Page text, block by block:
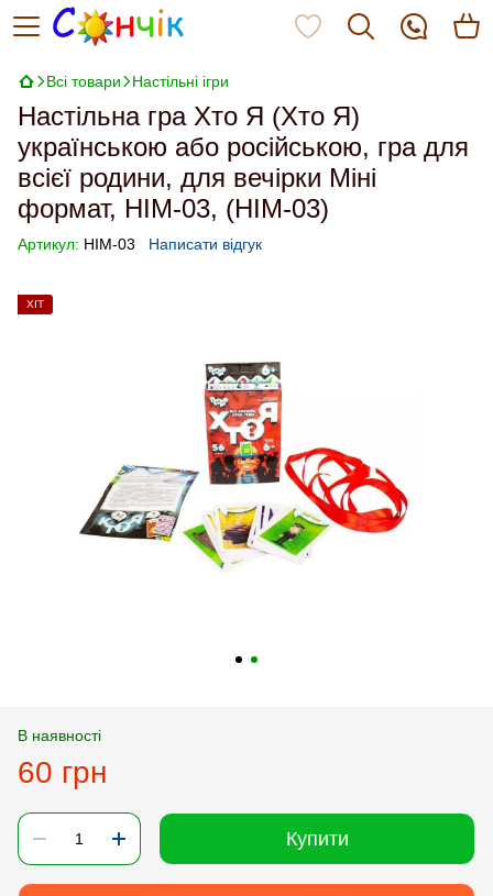
Всі товари Настільні ігри
Настільна гра Хто Я (Хто Я)
українською або російською, гра для
всієї родини, для вечірки Міні
формат, HIM-03, (HIM-03)
Артикул: HIM-03 Написати відгук
ХІТ
В наявності
60 грн
Купити